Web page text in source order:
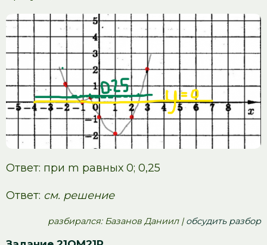
Ответ: при m равных 0; 0,25
Ответ: см. решение
pазбирался: Базанов Даниил |обсудить разбор